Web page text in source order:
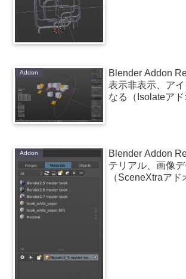
Addon
Blender Addon
表示非表示、ア
なる（Isolateア
Addon
Blender Addon
テリアル、画像
（SceneXtraアド